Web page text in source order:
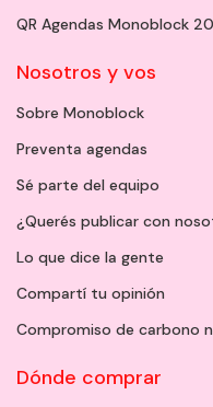
QR Agendas Monoblock
Nosotros y vos
Sobre Monoblock
Preventa agendas
Sé parte del equipo
¿Querés publicar con
Lo que dice la gente
Compartí tu opinión
Compromiso de carbono
Dónde comprar